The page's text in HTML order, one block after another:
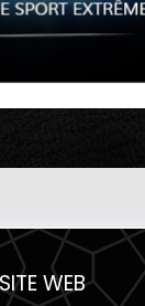
WEB